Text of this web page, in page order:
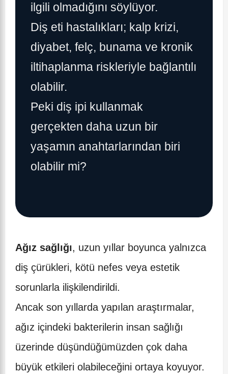
ilgili olmadığını söylüyor.
Diş eti hastalıkları; kalp krizi,
diyabet, felç, bunama ve kronik
iltihaplanma riskleriyle bağlantılı
olabilir.
Peki diş ipi kullanmak
gerçekten daha uzun bir
yaşamın anahtarlarından biri
olabilir mi?
Ağız sağlığı, uzun yıllar boyunca yalnızca
diş çürükleri, kötü nefes veya estetik
sorunlarla ilişkilendirildi.
Ancak son yıllarda yapılan araştırmalar,
ağız içindeki bakterilerin insan sağlığı
üzerinde düşündüğümüzden çok daha
büyük etkileri olabileceğini ortaya koyuyor.